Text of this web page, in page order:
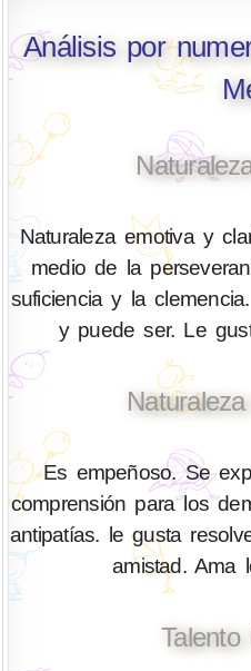
Análisis por
Naturaleza emotiva y
medio de la
suficiencia y la
y puede ser. Le
Es empeñoso. Se
comprensión para los
antipatías. le gusta
amistad. Ama
Talento